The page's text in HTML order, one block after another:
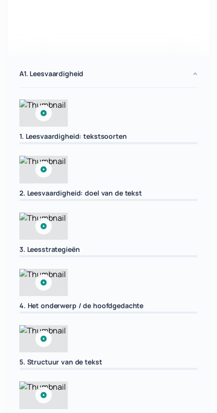
A1. Leesvaardigheid
1. Leesvaardigheid: tekstsoorten
2. Leesvaardigheid: doel van de tekst
3. Leesstrategieën
4. Het onderwerp / de hoofdgedachte
5. Structuur van de tekst